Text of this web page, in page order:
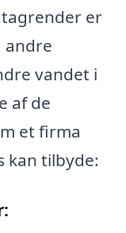
er
andre
vandet i
af de
et firma
kan tilbyde: